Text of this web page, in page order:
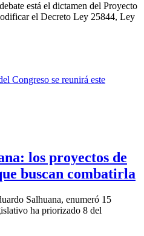
está el dictamen del Proyecto
el Decreto Ley 25844, Ley
los proyectos de
buscan combatirla
Salhuana, enumeró 15
ha priorizado 8 del